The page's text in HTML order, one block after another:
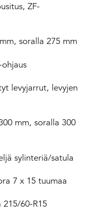
ZF-
soralla 275 mm
levyjarrut, levyjen
mm, soralla 300
sylinteriä/satula
7 x 15 tuumaa
215/60-R15